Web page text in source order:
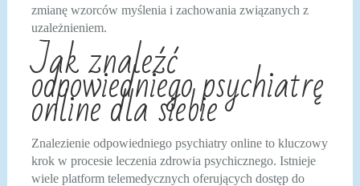
zmianę wzorców myślenia i zachowania związanych z
uzależnieniem.
Jak znaleźć
odpowiedniego psychiatrę
online dla siebie
Znalezienie odpowiedniego psychiatry online to kluczowy
krok w procesie leczenia zdrowia psychicznego. Istnieje
wiele platform telemedycznych oferujących dostęp do